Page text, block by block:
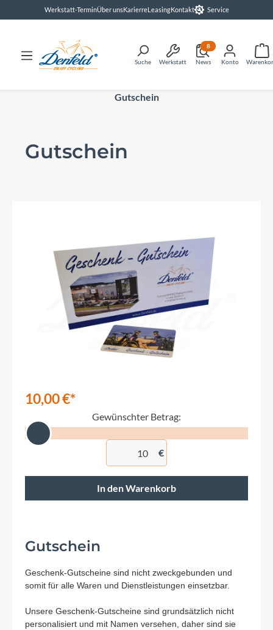
springenWerkstatt-TerminÜber unsKarierreLeasingKontakt Service
Suche Werkstatt News
8
Konto
Gutschein
Gutschein
10,00 €*
Gewünschter Betrag:
€
In den Warenkorb
Gutschein
Geschenk-Gutscheine sind nicht zweckgebunden und
somit für alle Waren und Dienstleistungen einsetzbar.
Unsere Geschenk-Gutscheine sind grundsätzlich nicht
personalisiert und mit Namen versehen, daher sind sie